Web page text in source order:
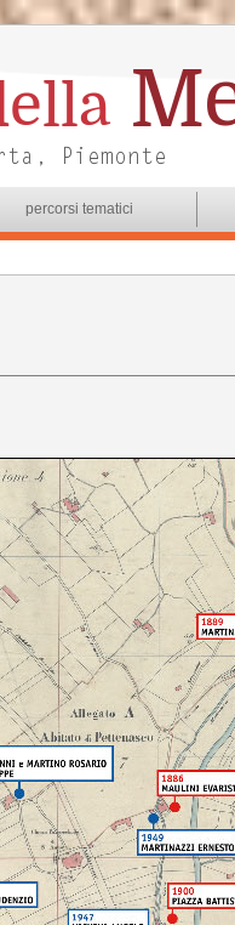
percorsi tematici